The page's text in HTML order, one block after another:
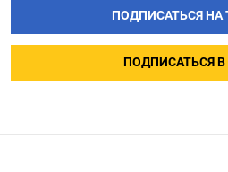
ПОДПИСАТЬСЯ НА
ПОДПИСАТЬСЯ В